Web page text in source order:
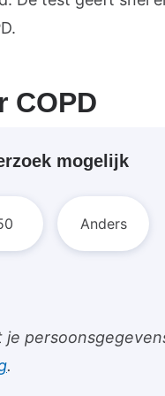
COPD
mogelijk
Anders
.